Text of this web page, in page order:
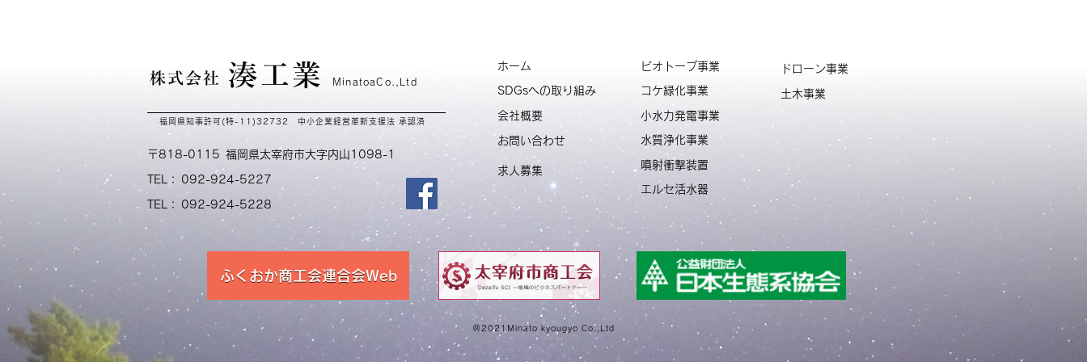
株式会社 湊工業 MinatoaCo.,Ltd
福岡県知事許可(特-11)32732 中小企業経営革新支援法 承認済
〒818-0115 福岡県太宰府市大字内山1098-1
TEL： 092-924-5227
TEL： 092-924-5228
ホーム
SDGsへの取り組み
会社概要
お問い合わせ
ビオトープ事業
コケ緑化事業
ドローン事業
土木事業
小水力発電事業
水質浄化事業
噴射衝撃装置
エルセ活水器
求人募集
ふくおか商工会連合会Web
＠2021Minato kyougyo Co.,Ltd